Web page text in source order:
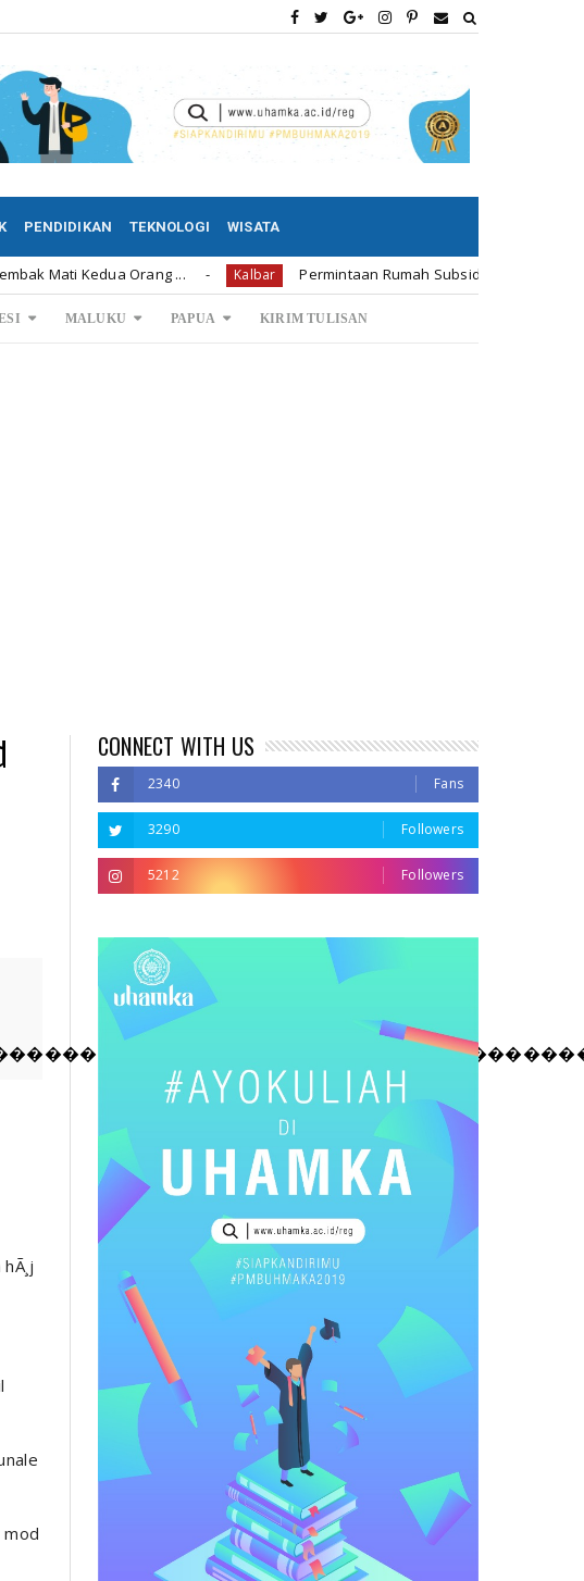
PENDIDIKAN TEKNOLOGI WISATA
Kedua Orang ... Kalbar Permintaan Rumah Subsidi di Bengkayang 1.239
MALUKU PAPUA KIRIM TULISAN
CONNECT WITH US
2340 Fans
3290 Followers
5212 Followers